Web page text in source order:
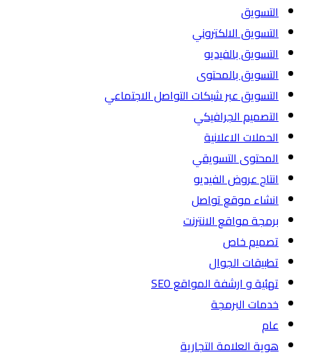
التسويق
التسويق الالكتروني
التسويق بالفيديو
التسويق بالمحتوى
التسويق عبر شبكات التواصل الاجتماعي
التصميم الجرافيكي
الحملات الاعلانية
المحتوى التسويقي
انتاج عروض الفيديو
انشاء موقع تواصل
برمجة مواقع الانترنت
تصميم خاص
تطبيقات الجوال
تهئية و ارشفة المواقع SEO
خدمات البرمجة
عام
هوية العلامة التجارية